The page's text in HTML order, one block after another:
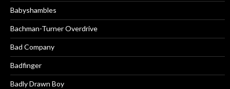
Babyshambles
Bachman-Turner Overdrive
Bad Company
Badfinger
Badly Drawn Boy